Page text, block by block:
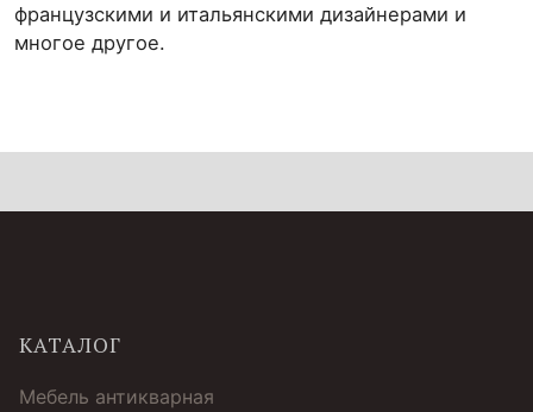
французскими и итальянскими дизайнерами и
многое другое.
КАТАЛОГ
Мебель антикварная